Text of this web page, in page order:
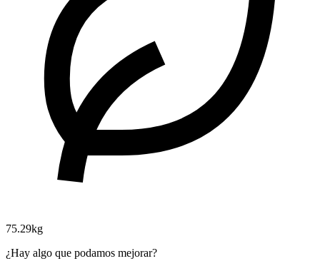
75.29kg
¿Hay algo que podamos mejorar?